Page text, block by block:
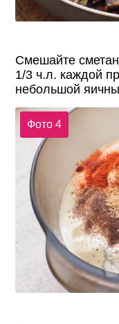
Смешайте
1/3 ч.л. каждой
небольшой
Фото 4